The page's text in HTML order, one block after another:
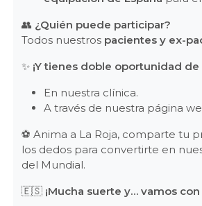
👥 ¿Quién puede participar?
Todos nuestros pacientes y ex-
✨ ¡Y tienes doble oportunidad
En nuestra clínica.
A través de nuestra página
⚽ Anima a La Roja, comparte tu
los dedos para convertirte en
del Mundial.
🇪🇸 ¡Mucha suerte y… vamos con